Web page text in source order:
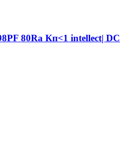
80Ra Кп<1 intellect|